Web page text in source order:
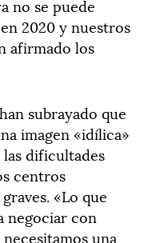
no se puede
2020 y nuestros
afirmado los
subrayado que
imagen «idílica»
dificultades
centros
«Lo que
negociar con
una